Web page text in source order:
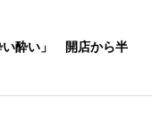
い酔い」 開店から半